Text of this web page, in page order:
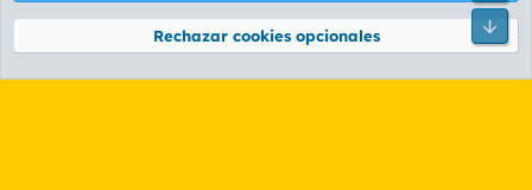
Community platform by XenForo® © 2010-2026 XenForo Ltd.
Rechazar cookies opcionales
Pie